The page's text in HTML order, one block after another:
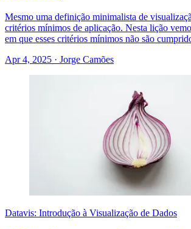
Mesmo uma definição minimalista de
critérios mínimos de aplicação. Nesta lição
em que esses critérios mínimos não são
Apr 4, 2025 · Jorge Camões
Datavis: Introdução à Visualização de Dados